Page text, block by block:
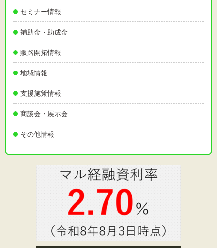
セミナー情報
補助金・助成金
販路開拓情報
地域情報
支援施策情報
商談会・展示会
その他情報